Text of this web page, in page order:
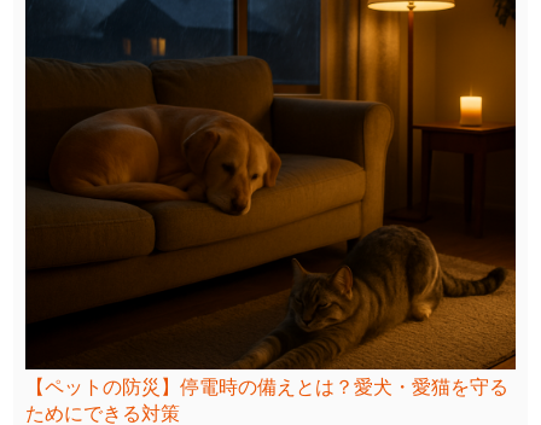
【ペットの防災】停電時の備えとは？愛犬・愛猫を守る
ためにできる対策